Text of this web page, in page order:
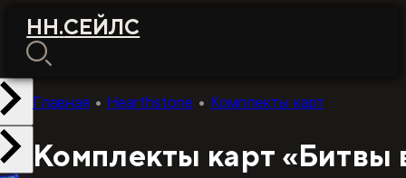
НН.СЕЙЛС
Главная • Hearthstone • Комплекты карт
Комплекты карт «Битвы